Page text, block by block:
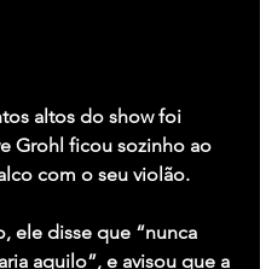
altos do show foi
Grohl ficou sozinho ao
com o seu violão.
ele disse que “nunca
aquilo”, e avisou que a